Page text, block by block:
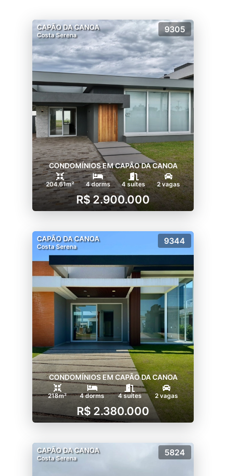
CAPÃO DA CANOA
Costa Serena
9305
CONDOMÍNIOS EM CAPÃO DA CANOA
204.61m² 4 dorms 4 suítes 2 vagas
R$ 2.900.000
CAPÃO DA CANOA
Costa Serena
9344
CONDOMÍNIOS EM CAPÃO DA CANOA
218m² 4 dorms 4 suítes 2 vagas
R$ 2.380.000
CAPÃO DA CANOA
Costa Serena
5824